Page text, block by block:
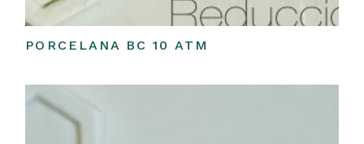
Leer más
PORCELANA BC 10 ATM